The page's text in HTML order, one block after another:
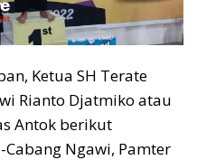
Ketua SH Terate
Rianto Djatmiko atau
Antok berikut
Cabang Ngawi, Pamter